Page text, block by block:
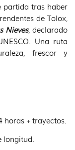
partida tras haber
de Tolox,
Nieves, declarado
Una ruta
frescor y
horas + trayectos.
longitud.